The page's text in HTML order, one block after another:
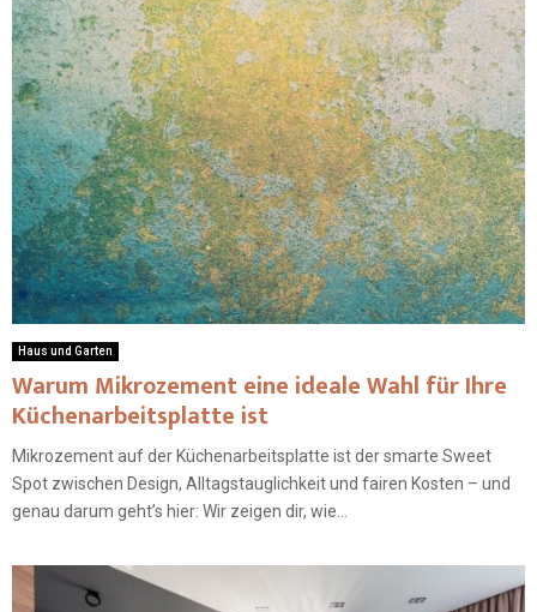
Haus und Garten
Warum Mikrozement eine ideale Wahl für Ihre
Küchenarbeitsplatte ist
Mikrozement auf der Küchenarbeitsplatte ist der smarte Sweet
Spot zwischen Design, Alltagstauglichkeit und fairen Kosten – und
genau darum geht’s hier: Wir zeigen dir, wie...